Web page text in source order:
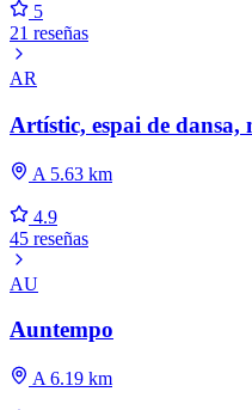
5
21 reseñas
AR
Artístic, espai de dansa,
A 5.63 km
4.9
45 reseñas
AU
Auntempo
A 6.19 km